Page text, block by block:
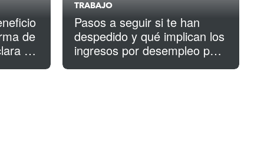
de
en
TRABAJO
Pasos a seguir si te han
despedido y qué implican los
ingresos por desempleo para